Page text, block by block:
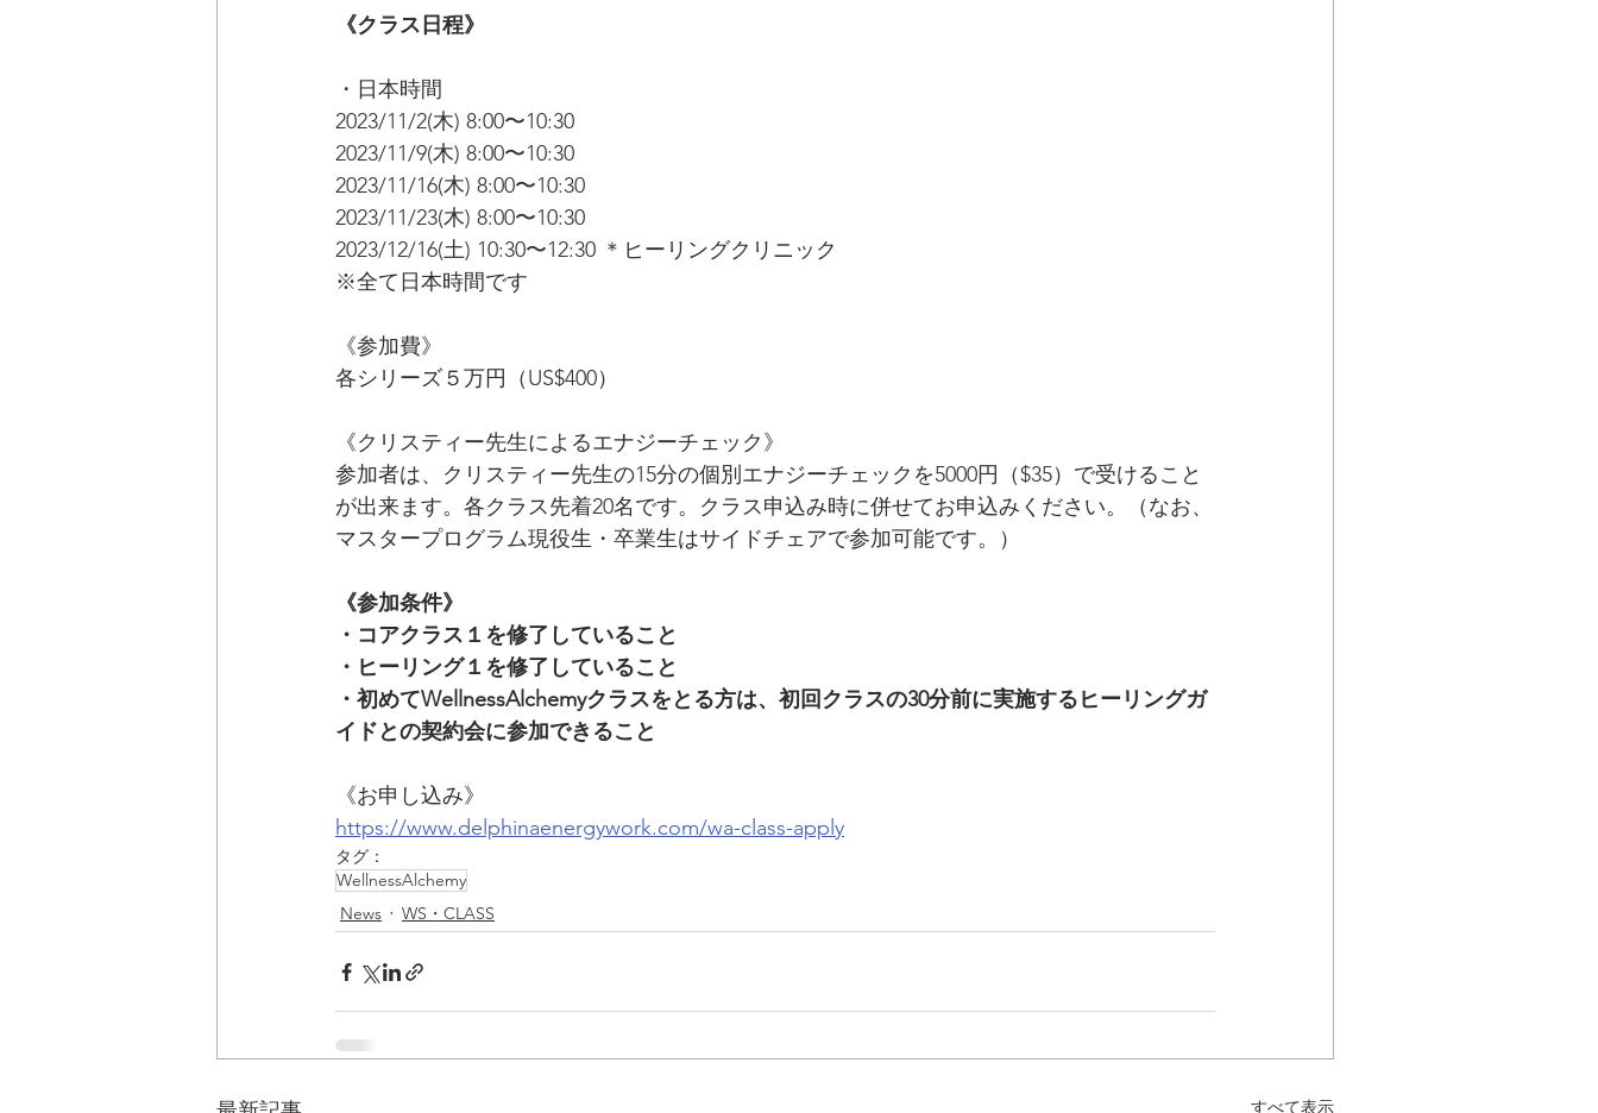
《クラス日程》
・日本時間
2023/11/2(木) 8:00〜10:30
2023/11/9(木) 8:00〜10:30
2023/11/16(木) 8:00〜10:30
2023/11/23(木) 8:00〜10:30
2023/12/16(土) 10:30〜12:30 ＊ヒーリングクリニック
※全て日本時間です
《参加費》
各シリーズ５万円（US$400）
《クリスティー先生によるエナジーチェック》
参加者は、クリスティー先生の15分の個別エナジーチェックを5000円（$35）で受けること
が出来ます。各クラス先着20名です。クラス申込み時に併せてお申込みください。（なお、
マスタープログラム現役生・卒業生はサイドチェアで参加可能です。）
《参加条件》
・コアクラス１を修了していること
・ヒーリング１を修了していること
・初めてWellnessAlchemyクラスをとる方は、初回クラスの30分前に実施するヒーリングガ
イドとの契約会に参加できること
《お申し込み》
https://www.delphinaenergywork.com/wa-class-apply
タグ：
WellnessAlchemy
News
WS・CLASS
すべて表示